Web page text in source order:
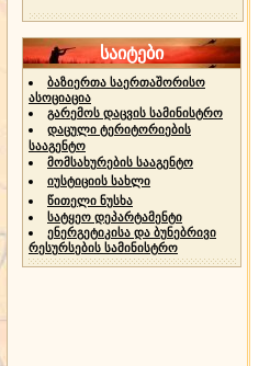
საიტები
ბაზიერთა საერთაშორისო
ასოციაცია
გარემოს დაცვის სამინისტრო
დაცული ტერიტორიების
სააგენტო
მომსახურების სააგენტო
იუსტიციის სახლი
წითელი ნუსხა
სატყეო დეპარტამენტი
ენერგეტიკისა და ბუნებრივი
რესურსების სამინისტრო